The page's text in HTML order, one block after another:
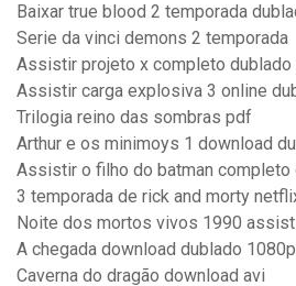
Baixar true blood 2 temporada
Serie da vinci demons 2 temporada
Assistir projeto x completo dublado
Assistir carga explosiva 3 online
Trilogia reino das sombras pdf
Arthur e os minimoys 1 download
Assistir o filho do batman completo
3 temporada de rick and morty
Noite dos mortos vivos 1990
A chegada download dublado 1080p
Caverna do dragão download avi